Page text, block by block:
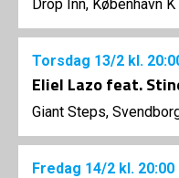
Drop Inn, København K
Torsdag 13/2 kl.
Eliel Lazo feat.
Giant Steps,
Fredag 14/2 kl. 20:00